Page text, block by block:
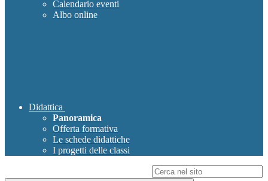
Calendario eventi
Albo online
Didattica
Panoramica
Offerta formativa
Le schede didattiche
I progetti delle classi